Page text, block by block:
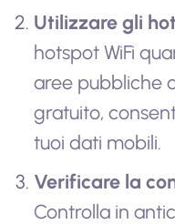
Utilizzare gli
hotspot WiFi
aree pubbliche
gratuito,
tuoi dati mobili.
Verificare la
Controlla in